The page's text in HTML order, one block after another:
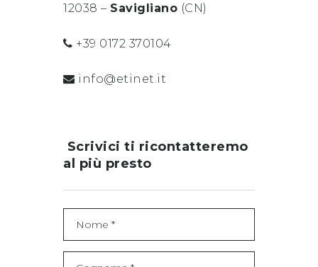
12038 – Savigliano (CN)
+39 0172 370104
info@etinet.it
Scrivici ti ricontatteremo
al più presto